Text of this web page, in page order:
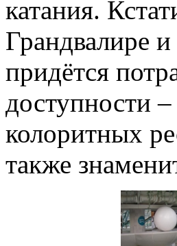
катания.
Грандвалире
придётся
доступности
колоритных
также